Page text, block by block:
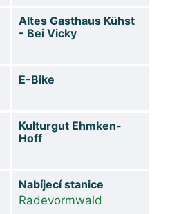
Altes Gasthaus Kühst
- Bei Vicky
E-Bike
Kulturgut Ehmken-
Hoff
Nabíjecí stanice
Radevormwald